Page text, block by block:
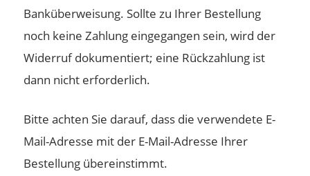
Banküberweisung. Sollte zu Ihrer Bestellung
noch keine Zahlung eingegangen sein, wird der
Widerruf dokumentiert; eine Rückzahlung ist
dann nicht erforderlich.
Bitte achten Sie darauf, dass die verwendete E-
Mail-Adresse mit der E-Mail-Adresse Ihrer
Bestellung übereinstimmt.